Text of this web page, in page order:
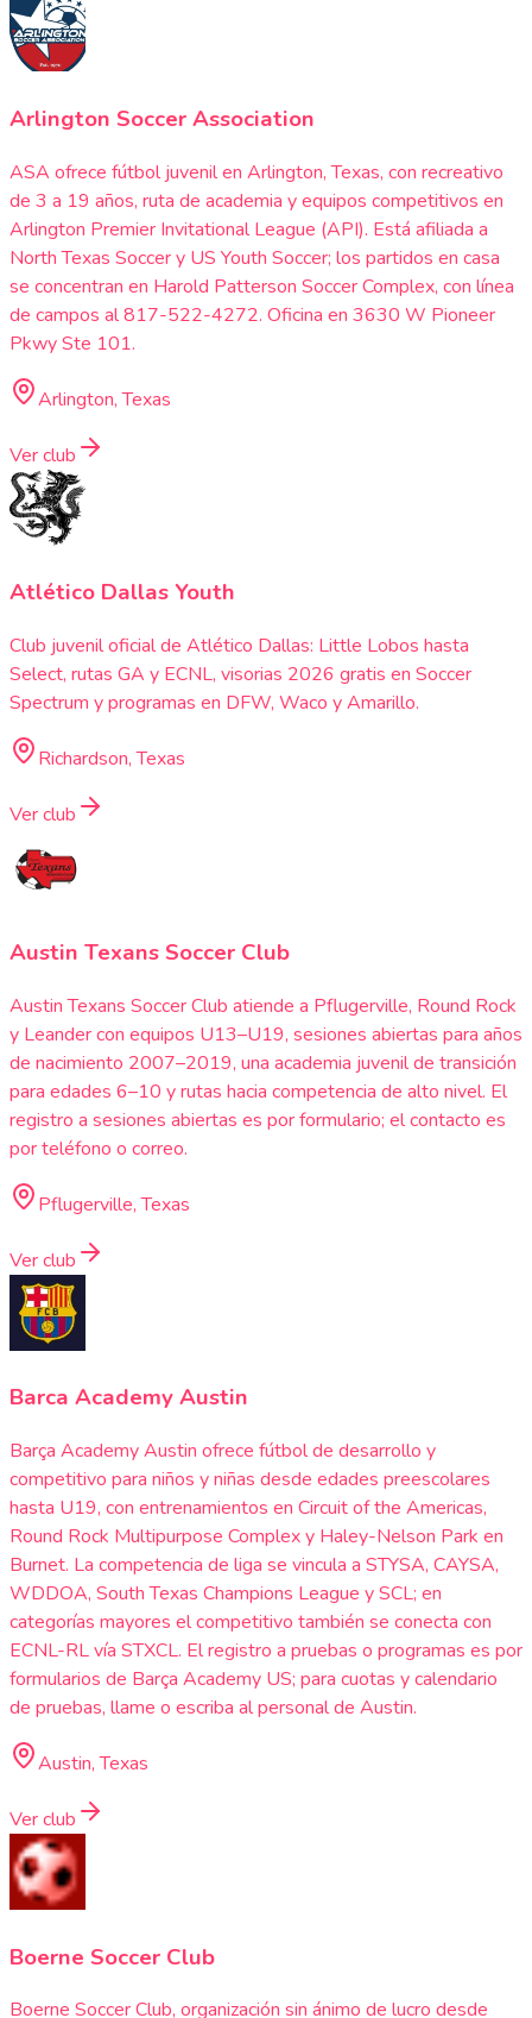
Arlington Soccer Association
ASA ofrece fútbol juvenil en Arlington, Texas, con recreativo
de 3 a 19 años, ruta de academia y equipos competitivos en
Arlington Premier Invitational League (API). Está afiliada a
North Texas Soccer y US Youth Soccer; los partidos en casa
se concentran en Harold Patterson Soccer Complex, con línea
de campos al 817-522-4272. Oficina en 3630 W Pioneer
Pkwy Ste 101.
Arlington, Texas
Ver club
Atlético Dallas Youth
Club juvenil oficial de Atlético Dallas: Little Lobos hasta
Select, rutas GA y ECNL, visorias 2026 gratis en Soccer
Spectrum y programas en DFW, Waco y Amarillo.
Richardson, Texas
Ver club
Austin Texans Soccer Club
Austin Texans Soccer Club atiende a Pflugerville, Round Rock
y Leander con equipos U13–U19, sesiones abiertas para años
de nacimiento 2007–2019, una academia juvenil de transición
para edades 6–10 y rutas hacia competencia de alto nivel. El
registro a sesiones abiertas es por formulario; el contacto es
por teléfono o correo.
Pflugerville, Texas
Ver club
Barca Academy Austin
Barça Academy Austin ofrece fútbol de desarrollo y
competitivo para niños y niñas desde edades preescolares
hasta U19, con entrenamientos en Circuit of the Americas,
Round Rock Multipurpose Complex y Haley-Nelson Park en
Burnet. La competencia de liga se vincula a STYSA, CAYSA,
WDDOA, South Texas Champions League y SCL; en
categorías mayores el competitivo también se conecta con
ECNL-RL vía STXCL. El registro a pruebas o programas es por
formularios de Barça Academy US; para cuotas y calendario
de pruebas, llame o escriba al personal de Austin.
Austin, Texas
Ver club
Boerne Soccer Club
Boerne Soccer Club, organización sin ánimo de lucro desde